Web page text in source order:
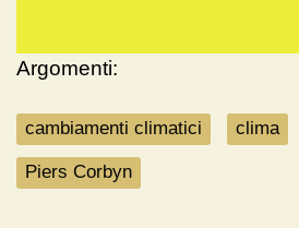
Argomenti:
cambiamenti climatici clima
Piers Corbyn